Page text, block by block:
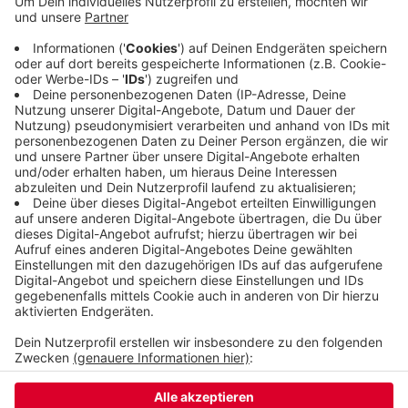
der Grünen und anderer Parteien eine Mehrheit zu
organisieren. Im Stadtrat arbeiten CDU und Grüne
schon länger zusammen. Allerdings werden sechs
der zehn Bezirksvertretungen von der SPD
geführt.
Veröffentlicht:Mittwoch, 18.11.2020 15:00
Anzeige
Anzeige